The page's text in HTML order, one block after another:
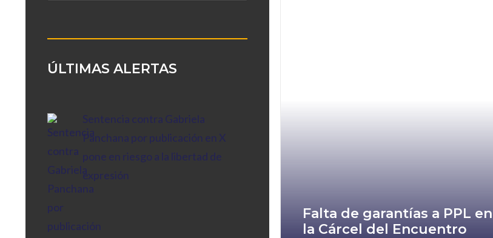
ÚLTIMAS ALERTAS
Sentencia contra Gabriela
Panchana por publicación en X
pone en riesgo a la libertad de
expresión
Falta de garantías a PPL en
la Cárcel del Encuentro